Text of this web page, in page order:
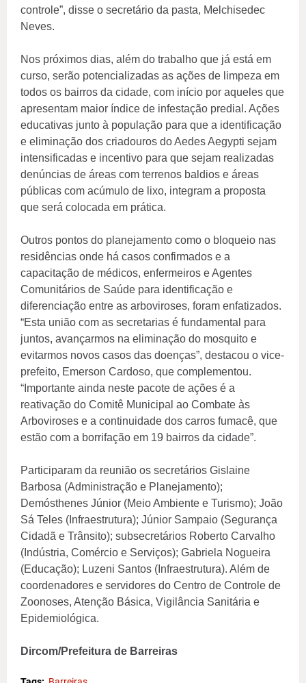
controle”, disse o secretário da pasta, Melchisedec
Neves.
Nos próximos dias, além do trabalho que já está em
curso, serão potencializadas as ações de limpeza em
todos os bairros da cidade, com início por aqueles que
apresentam maior índice de infestação predial. Ações
educativas junto à população para que a identificação
e eliminação dos criadouros do Aedes Aegypti sejam
intensificadas e incentivo para que sejam realizadas
denúncias de áreas com terrenos baldios e áreas
públicas com acúmulo de lixo, integram a proposta
que será colocada em prática.
Outros pontos do planejamento como o bloqueio nas
residências onde há casos confirmados e a
capacitação de médicos, enfermeiros e Agentes
Comunitários de Saúde para identificação e
diferenciação entre as arboviroses, foram enfatizados.
“Esta união com as secretarias é fundamental para
juntos, avançarmos na eliminação do mosquito e
evitarmos novos casos das doenças”, destacou o vice-
prefeito, Emerson Cardoso, que complementou.
“Importante ainda neste pacote de ações é a
reativação do Comitê Municipal ao Combate às
Arboviroses e a continuidade dos carros fumacê, que
estão com a borrifação em 19 bairros da cidade”.
Participaram da reunião os secretários Gislaine
Barbosa (Administração e Planejamento);
Demósthenes Júnior (Meio Ambiente e Turismo); João
Sá Teles (Infraestrutura); Júnior Sampaio (Segurança
Cidadã e Trânsito); subsecretários Roberto Carvalho
(Indústria, Comércio e Serviços); Gabriela Nogueira
(Educação); Luzeni Santos (Infraestrutura). Além de
coordenadores e servidores do Centro de Controle de
Zoonoses, Atenção Básica, Vigilância Sanitária e
Epidemiológica.
Dircom/Prefeitura de Barreiras